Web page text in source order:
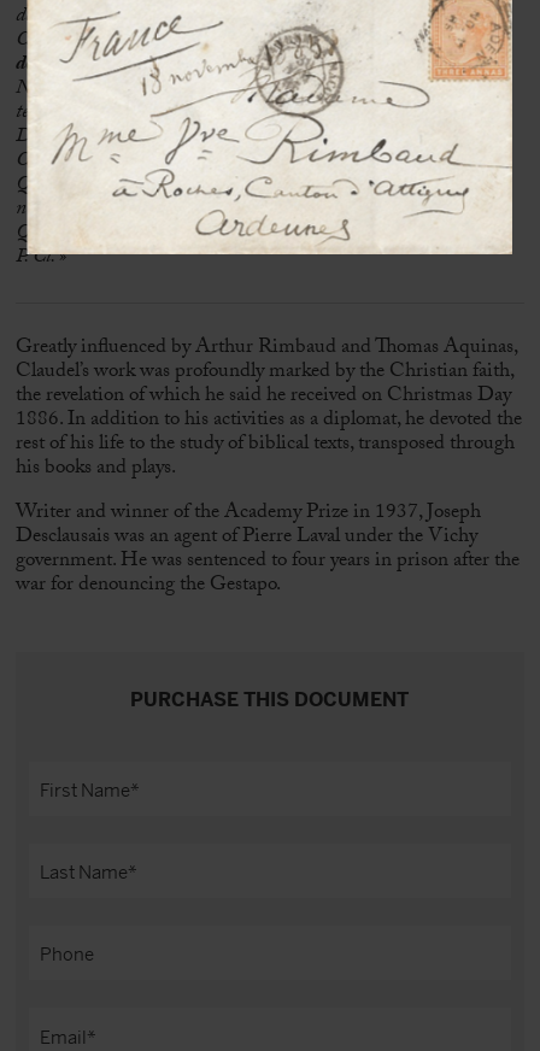
décrivent comme l’Homme de douleurs, vernis et non homo[…]
C’est lui qui sur la croix s’écrit : Sitio ![…] Ce n’est pas lui qui
doit descendre de la croix. C’est vous qui êtes invité à y monter.
Non pas une croix symbolique d’un accessoire de théâtre, mais la
terrible et salutaire passion qui est destinée à sortir l’enfant de
Dieu de sa gangrène misérable et cadavérique.
C’est la grâce que je vous souhaite.
Quant à moi je n’ai suivi ni les grecs ni les latins ni les juifs. Je
n’écoute que mon glorieux patrum…
Que Dieu vous garde !
P. Cl. »
Greatly influenced by Arthur Rimbaud and Thomas Aquinas,
Claudel’s work was profoundly marked by the Christian faith,
the revelation of which he said he received on Christmas Day
1886. In addition to his activities as a diplomat, he devoted the
rest of his life to the study of biblical texts, transposed through
his books and plays.
Writer and winner of the Academy Prize in 1937, Joseph
Desclausais was an agent of Pierre Laval under the Vichy
government. He was sentenced to four years in prison after the
war for denouncing the Gestapo.
PURCHASE THIS DOCUMENT